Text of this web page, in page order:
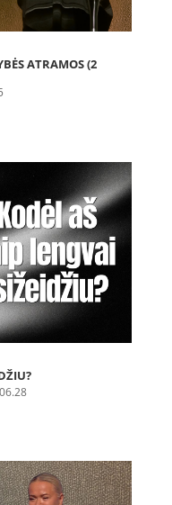
ATRAMOS (2